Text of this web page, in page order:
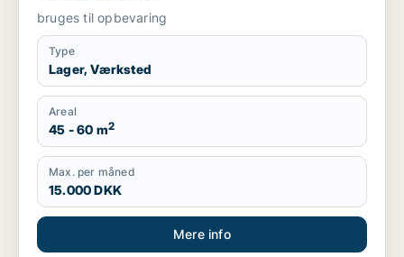
bruges til opbevaring
Type
Lager, Værksted
Areal
45 - 60 m2
Max. per måned
15.000 DKK
Mere info